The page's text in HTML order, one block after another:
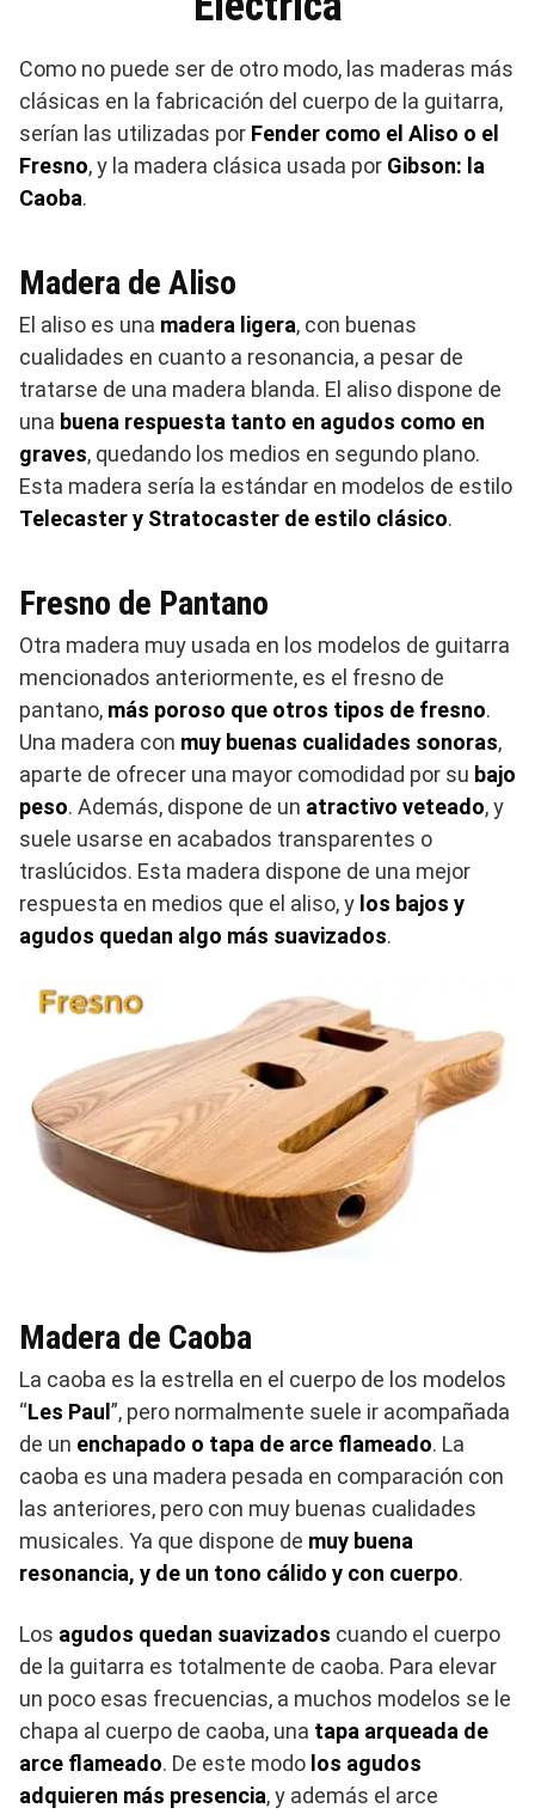
Como no puede ser de otro modo, las maderas más
clásicas en la fabricación del cuerpo de la guitarra,
serían las utilizadas por Fender como el Aliso o el
Fresno, y la madera clásica usada por Gibson: la
Caoba.
Madera de Aliso
El aliso es una madera ligera, con buenas
cualidades en cuanto a resonancia, a pesar de
tratarse de una madera blanda. El aliso dispone de
una buena respuesta tanto en agudos como en
graves, quedando los medios en segundo plano.
Esta madera sería la estándar en modelos de estilo
Telecaster y Stratocaster de estilo clásico.
Fresno de Pantano
Otra madera muy usada en los modelos de guitarra
mencionados anteriormente, es el fresno de
pantano, más poroso que otros tipos de fresno.
Una madera con muy buenas cualidades sonoras,
aparte de ofrecer una mayor comodidad por su bajo
peso. Además, dispone de un atractivo veteado, y
suele usarse en acabados transparentes o
traslúcidos. Esta madera dispone de una mejor
respuesta en medios que el aliso, y los bajos y
agudos quedan algo más suavizados.
Madera de Caoba
La caoba es la estrella en el cuerpo de los modelos
“Les Paul ”, pero normalmente suele ir acompañada
de un enchapado o tapa de arce flameado. La
caoba es una madera pesada en comparación con
las anteriores, pero con muy buenas cualidades
musicales. Ya que dispone de muy buena
resonancia, y de un tono cálido y con cuerpo.
Los agudos quedan suavizados cuando el cuerpo
de la guitarra es totalmente de caoba. Para elevar
un poco esas frecuencias, a muchos modelos se le
chapa al cuerpo de caoba, una tapa arqueada de
arce flameado. De este modo los agudos
adquieren más presencia, y además el arce